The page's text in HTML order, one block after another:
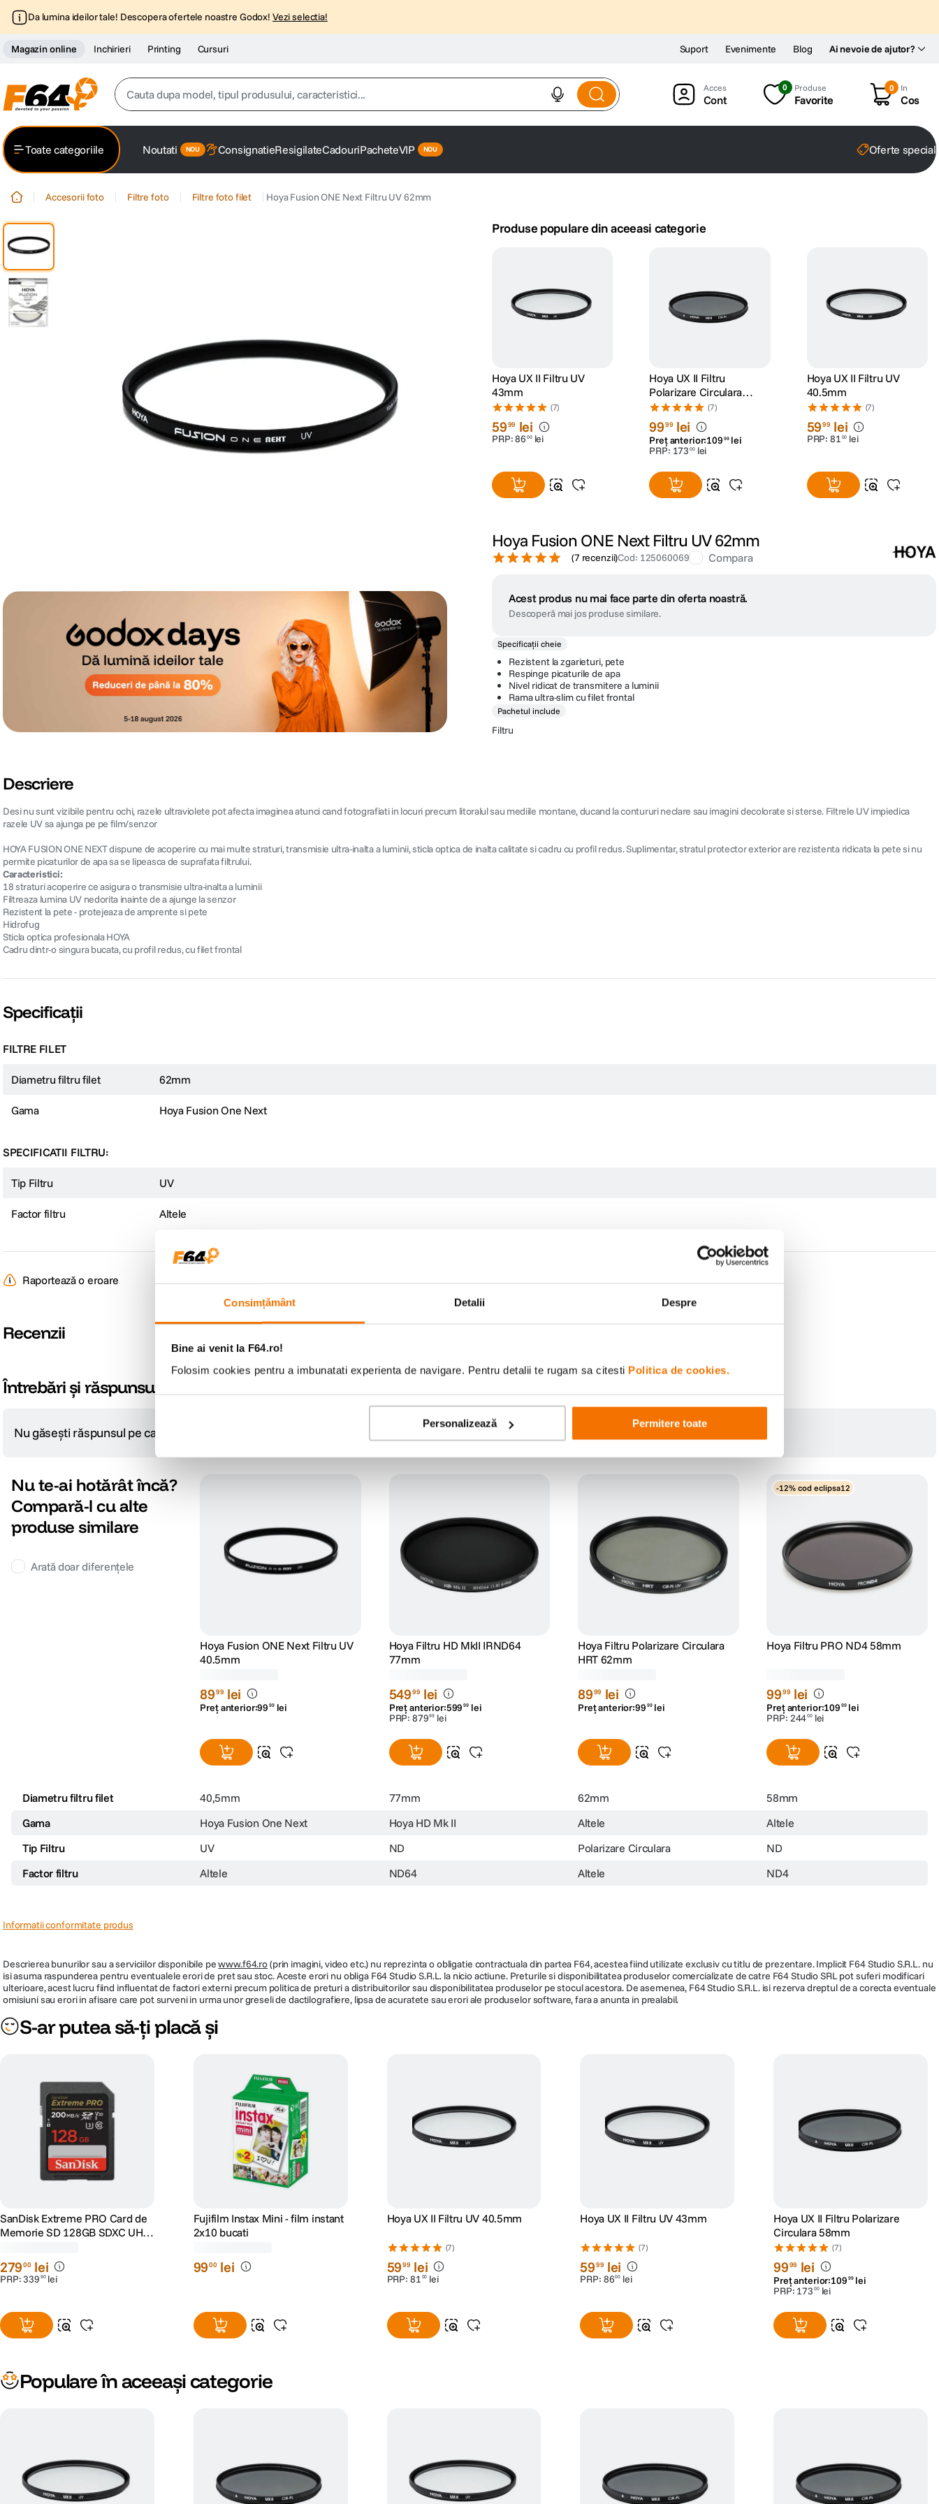
Consimțământ Detalii Despre
Bine ai venit la F64.ro!
Folosim cookies pentru a imbunatati experienta de navigare. Pentru detalii te rugam sa citesti Politica de cookies.
Personalizează Permitere toate
Da lumina ideilor tale! Descopera ofertele noastre Godox! Vezi selectia!
Magazin online Inchirieri Printing Cursuri Ai nevoie de ajutor?
Suport Evenimente Blog
Cauta dupa model, tipul produsului, caracteristici...
2 trepied
card memorie
9. dji osmo
Cont
0 Produse
Favorite
0 In
Cos
Toate categoriile Noutati ConsignatieResigilateCadouriPacheteVIP Oferte
Accesorii foto Filtre foto Filtre foto filet Hoya Fusion ONE Next Filtru UV 62mm
Produse populare din aceeasi categorie
Hoya UX II Filtru UV
43mm
(7)
5999 lei
PRP:86 00 lei
Hoya UX II Filtru
Polarizare Circulara
58mm
(7)
9999 lei
Preț anterior:109 99 lei
PRP: 173 00 lei
Hoya UX II Filtru UV
40.5mm
(7)
5999 lei
PRP: 81 00 lei
Hoya Fusion ONE Next Filtru UV 62mm
(7 recenzii)Cod: 125060069 Compara
Acest produs nu mai face parte din oferta noastră.
Descoperă mai jos produse similare.
Specificații cheie
Rezistent la zgarieturi, pete
Respinge picaturile de apa
Nivel ridicat de transmitere a luminii
Rama ultra-slim cu filet frontal
Pachetul include
Filtru
Descriere
Desi nu sunt vizibile pentru ochi, razele ultraviolete pot afecta imaginea atunci cand fotografiati in locuri precum litoralul sau mediile montane, ducand la contururi neclare sau imagini decolorate si sterse. Filtrele UV impiedica
razele UV sa ajunga pe pe film/senzor
HOYA FUSION ONE NEXT dispune de acoperire cu mai multe straturi, transmisie ultra-inalta a luminii, sticla optica de inalta calitate si cadru cu profil redus. Suplimentar, stratul protector exterior are rezistenta ridicata la pete si nu
permite picaturilor de apa sa se lipeasca de suprafata filtrului.
Caracteristici:
18 straturi acoperire ce asigura o transmisie ultra-inalta a luminii
Filtreaza lumina UV nedorita inainte de a ajunge la senzor
Rezistent la pete - protejeaza de amprente si pete
Hidrofug
Sticla optica profesionala HOYA
Cadru dintr-o singura bucata, cu profil redus, cu filet frontal
Specificații
FILTRE FILET
Diametru filtru filet 62mm
Gama Hoya Fusion One Next
SPECIFICATII FILTRU:
Tip Filtru UV
Factor filtru Altele
Raportează o eroare
Recenzii
7 recenzii Scrie o recenzie
5 stele
0
2 stele
1 stea
Contra
7 recenzii
Un filtru UV bun, nu am văzut modificări substanțiale în calitatea imaginii.
0 Raporteaza recenzia
5 Foarte bun
Se curata foarte usor si nu am observat sa faca flare din cauza surselor de lumina puternica.
V-a fost de ajutor aceasta recenzie?
5 Protecție transparentă și durabilitate fără compromisuri opt
Raul
Achizitie verificata
deloc calitatea pozelor. Nu apar reflexii ciudate când fotografiezi spre soare și nu schimbă culorile, deci senzorul camerei primește exact aceeași imagine ca și cum filtrul nu ar fi acolo.
Construcția este foarte solidă. Rama de aluminiu este subțire, deci nu apare acea ramă neagră la colțurile pozei, dar în același timp se simte rezistentă. Sticla este tratată special să fie mult mai
dură decât una obișnuită, oferind un sentiment de siguranță că, în cazul unei lovituri accidentale, se va sparge filtrul și nu lentila scumpă a obiectivului. Un avantaj practic major este ușurința cu
care se curăță. Stratul protector respinge apa și amprentele, așa că dacă atingi din greșeală sticla, o simplă ștergere cu o lavetă rezolvă problema fără să întinzi grăsimea pe toată suprafața.
V-a fost de ajutor aceasta recenzie?
5 Recomand
21/07/2024
Achizitie verificata
conform asteptarilor
V-a fost de ajutor aceasta recenzie? 0 Raporteaza recenzia
5 Calitativ
03/04/2024
Mihai
Achizitie verificata
Stratul antireflex se zgarie foarte usor chiar si cu lenspen. Am curatat filtrul foarte usor cu un Lenspen, dupa ce am suflat cu pompita si indepartatul praful cu pensula, dar chiar si asa s-a
zgariat pe toata suprafata. In lumini puternice si punctiforme are reflexii prea evidente.
Recomand cu încredere
25/04/2023
Excelent